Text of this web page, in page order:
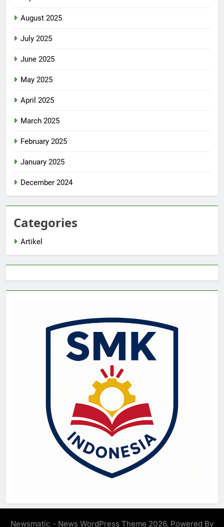
August 2025
July 2025
June 2025
May 2025
April 2025
March 2025
February 2025
January 2025
December 2024
Categories
Artikel
Newsmatic - News WordPress Theme 2026. Powered By